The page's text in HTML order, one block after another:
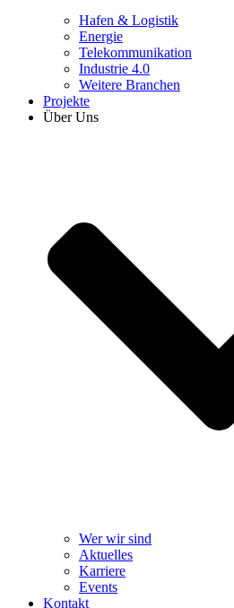
Hafen & Logistik
Energie
Telekommunikation
Industrie 4.0
Weitere Branchen
Projekte
Über Uns
Wer wir sind
Aktuelles
Karriere
Events
Kontakt